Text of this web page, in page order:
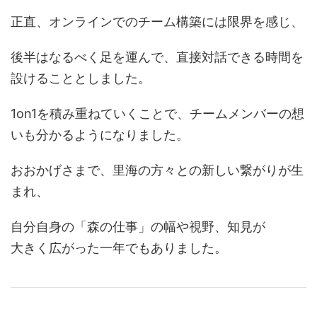
正直、オンラインでのチーム構築には限界を感じ、
後半はなるべく足を運んで、直接対話できる時間を
設けることとしました。
1on1を積み重ねていくことで、チームメンバーの想
いも分かるようになりました。
おおかげさまで、里海の方々との新しい繋がりが生
まれ、
自分自身の「森の仕事」の幅や視野、知見が
大きく広がった一年でもありました。